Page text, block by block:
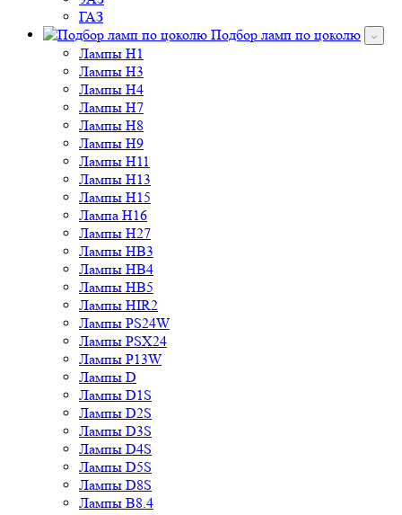
Лампы H1
Лампы H3
Лампы H4
Лампы H7
Лампы H8
Лампы H9
Лампы H11
Лампы H13
Лампы H15
Лампа H16
Лампы H27
Лампы HB3
Лампы HB4
Лампы HB5
Лампы HIR2
Лампы PS24W
Лампы PSX24
Лампы P13W
Лампы D
Лампы D1S
Лампы D2S
Лампы D3S
Лампы D4S
Лампы D5S
Лампы D8S
Лампы B8.4
Лампы B8.5